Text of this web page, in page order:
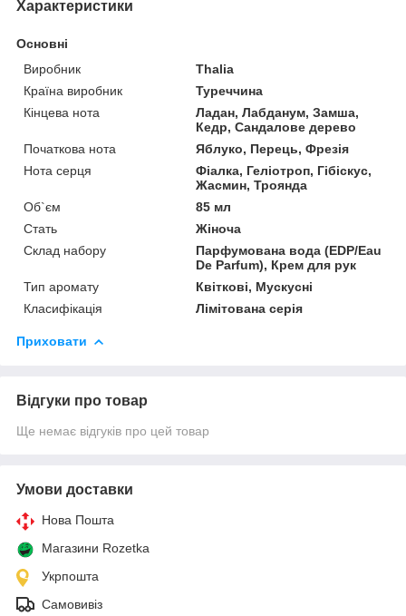
Характеристики
Основні
Виробник
Thalia
Країна виробник
Туреччина
Кінцева нота
Ладан, Лабданум, Замша,
Кедр, Сандалове дерево
Початкова нота
Яблуко, Перець, Фрезія
Нота серця
Фіалка, Геліотроп, Гібіскус,
Жасмин, Троянда
Об`єм
85 мл
Стать
Жіноча
Склад набору
Парфумована вода (EDP/Eau
De Parfum), Крем для рук
Тип аромату
Квіткові, Мускусні
Класифікація
Лімітована серія
Приховати
Відгуки про товар
Ще немає відгуків про цей товар
Умови доставки
Нова Пошта
Магазини Rozetka
Укрпошта
Самовивіз